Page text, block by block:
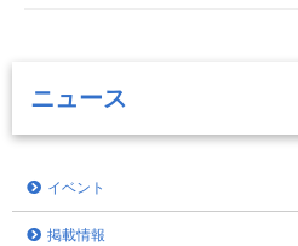
ニュース
イベント
掲載情報